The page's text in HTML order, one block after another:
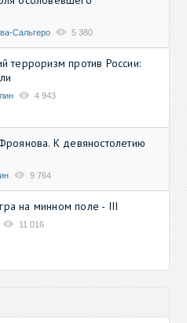
Сальгеро 5 380
терроризм против России:
4 943
К девяностолетию
9 764
на минном поле - III
11 016